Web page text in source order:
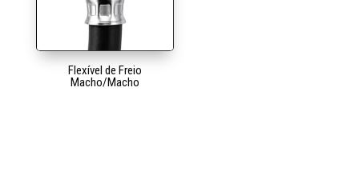
Flexível de Freio
Macho/Macho